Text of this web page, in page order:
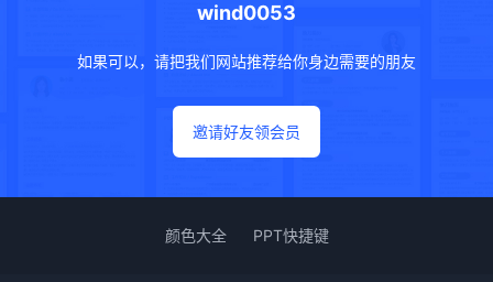
wind0053
如果可以，请把我们网站推荐给你身边需要的朋友
邀请好友领会员
颜色大全 PPT快捷键